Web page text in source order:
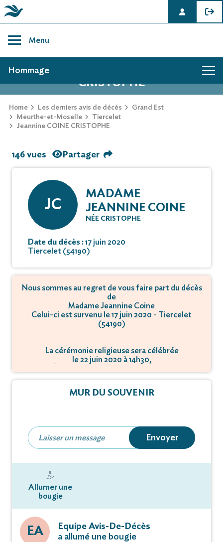
content
Menu
AVIS DE DÉCÈS DE JEANNINE COINE
CRISTOPHE
Home Les derniers avis de décès
Grand Est
Meurthe-et-Moselle
Tiercelet
Jeannine COINE CRISTOPHE
Hommage
146 vues Partager
JC
MADAME
JEANNINE COINE
NÉE CRISTOPHE
Date du décès :17 juin 2020
Tiercelet (54190)
Nous sommes au regret de vous faire part du décès
de
Madame Jeannine Coine
Celui-ci est survenu le 17 juin 2020 - Tiercelet
(54190)
La cérémonie religieuse sera célébrée
le 22 juin 2020 à 14h30,
MUR DU SOUVENIR
Envoyer
Allumer une
bougie
EA
Equipe Avis-De-Décès
a allumé une bougie